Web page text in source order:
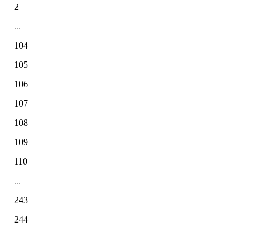
2
...
104
105
106
107
108
109
110
...
243
244